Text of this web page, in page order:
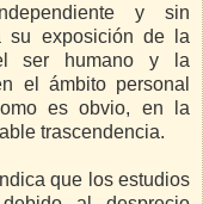
y sin
su exposición de la
ser humano y la
el ámbito personal
es obvio, en la
trascendencia.
que los estudios